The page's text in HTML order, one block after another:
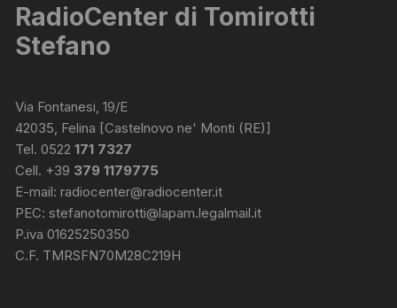
RadioCenter di Tomirotti
Stefano
Via Fontanesi, 19/E
42035, Felina [Castelnovo ne' Monti (RE)]
Tel. 0522171 7327
Cell. +39 379 1179775
E-mail:radiocenter@radiocenter.it
PEC:stefanotomirotti@lapam.legalmail.it
P.iva 01625250350
C.F. TMRSFN70M28C219H